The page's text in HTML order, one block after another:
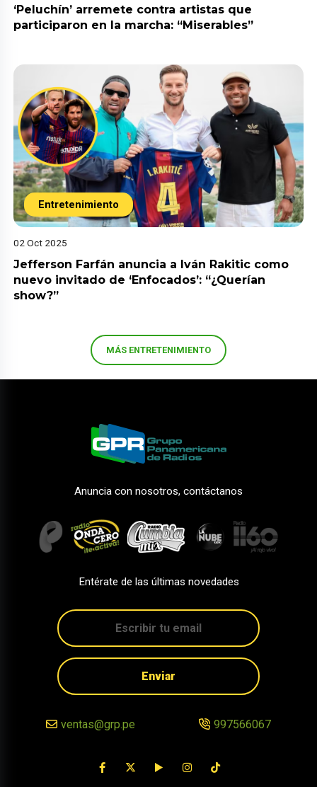
‘Peluchín’ arremete contra artistas que
participaron en la marcha: “Miserables”
Entretenimiento
02 Oct 2025
Jefferson Farfán anuncia a Iván Rakitic como
nuevo invitado de ‘Enfocados’: “¿Querían
show?”
MÁS ENTRETENIMIENTO
Anuncia con nosotros, contáctanos
Entérate de las últimas novedades
Enviar
ventas@grp.pe 997566067